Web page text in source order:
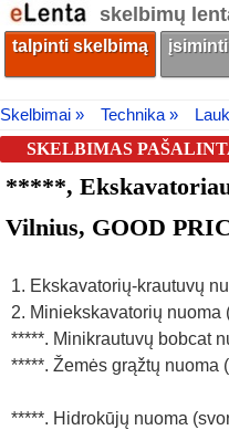
skelbimų
talpinti skelbimą
Skelbimai » Technika »
SKELBIMAS
*****,
Vilnius, GOOD
1. Ekskavatorių-krautuvų
2. Miniekskavatorių nuoma
*****. Minikrautuvų bobcat
*****. Žemės grąžtų nuoma
*****. Hidrokūjų nuoma